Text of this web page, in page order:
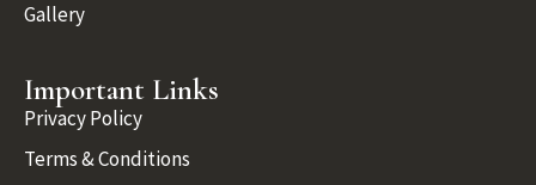
Gallery
Important Links
Privacy Policy
Terms & Conditions